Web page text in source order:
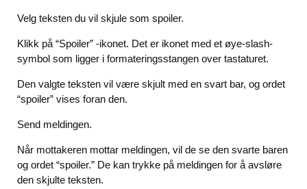
Velg teksten du vil skjule som spoiler.
Klikk på “Spoiler” -ikonet. Det er ikonet med et øye-slash-
symbol som ligger i formateringsstangen over tastaturet.
Den valgte teksten vil være skjult med en svart bar, og ordet
“spoiler” vises foran den.
Send meldingen.
Når mottakeren mottar meldingen, vil de se den svarte baren
og ordet “spoiler.” De kan trykke på meldingen for å avsløre
den skjulte teksten.